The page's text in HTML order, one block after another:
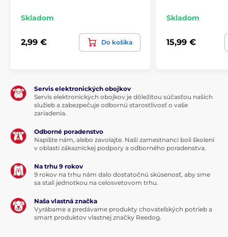
Skladom
2,99 € Do košíka
Skladom
15,99 €
Servis elektronických obojkov
Servis elektronických obojkov je dôležitou súčasťou našich
služieb a zabezpečuje odbornú starostlivosť o vaše
zariadenia.
Odborné poradenstvo
Napíšte nám, alebo zavolajte. Naši zamestnanci boli školení
v oblasti zákazníckej podpory a odborného poradenstva.
Na trhu 9 rokov
9 rokov na trhu nám dalo dostatočnú skúsenosť, aby sme
sa stali jednotkou na celosvetovom trhu.
Naša vlastná značka
Vyrábame a predávame produkty chovateľských potrieb a
smart produktov vlastnej značky Reedog.